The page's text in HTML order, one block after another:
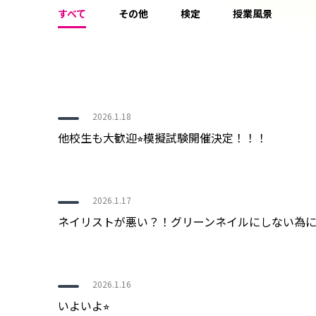
すべて その他 検定 授業風景
2026.1.18
他校生も大歓迎⭐︎模擬試験開催決定！！！
2026.1.17
ネイリストが悪い？！グリーンネイルにしない為
2026.1.16
いよいよ⭐︎